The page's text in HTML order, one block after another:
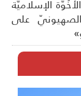
الإسلاميَّة
على